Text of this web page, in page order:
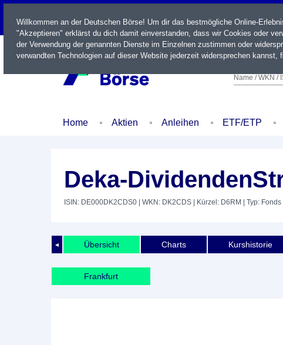
LIVE
Name / WKN /
Home Aktien Anleihen ETF/ETP
Deka-
ISIN: DE000DK2CDS0 | WKN: DK2CDS | Kürzel: D6RM | Typ: Fonds
◄ Übersicht Charts Kurshistorie
Frankfurt
Willkommen an der Deutschen Börse! Um dir das bestmögliche Online-
"Akzeptieren" erklärst du dich damit einverstanden, dass wir Cookies oder
der Verwendung der genannten Dienste im Einzelnen zustimmen oder
verwandten Technologien auf dieser Website jederzeit widersprechen kannst,